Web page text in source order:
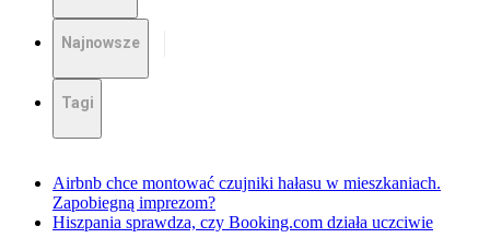
Najnowsze
Tagi
Airbnb chce montować czujniki hałasu w mieszkaniach.
Zapobiegną imprezom?
Hiszpania sprawdza, czy Booking.com działa uczciwie